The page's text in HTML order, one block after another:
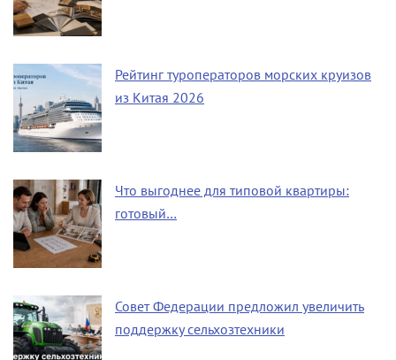
Рейтинг туроператоров морских круизов
из Китая 2026
Что выгоднее для типовой квартиры:
готовый…
Совет Федерации предложил увеличить
поддержку сельхозтехники